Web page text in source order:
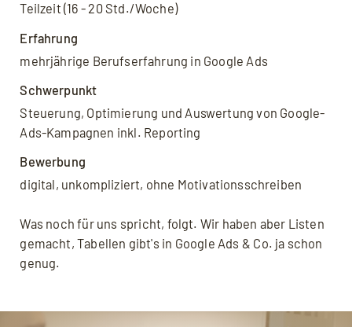
Teilzeit (16 - 20 Std./Woche)
Erfahrung
mehrjährige Berufserfahrung in Google Ads
Schwerpunkt
Steuerung, Optimierung und Auswertung von Google-
Ads-Kampagnen inkl. Reporting
Bewerbung
digital, unkompliziert, ohne Motivationsschreiben
Was noch für uns spricht, folgt. Wir haben aber Listen
gemacht, Tabellen gibt's in Google Ads & Co. ja schon
genug.